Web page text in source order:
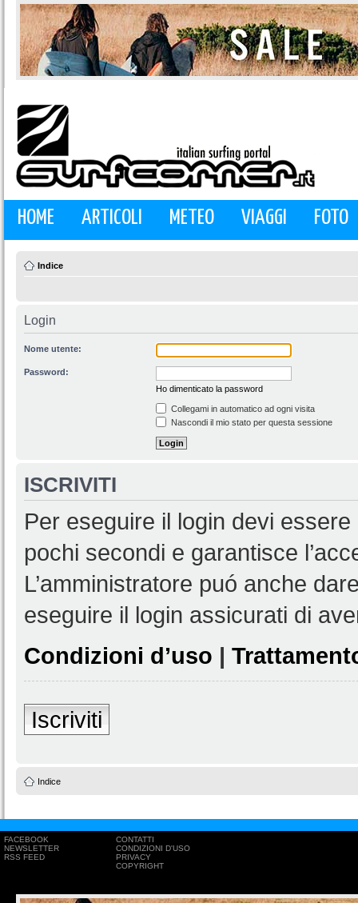
HOME ARTICOLI METEO VIAGGI FOTO
Indice
Login
Nome utente:
Password:
Ho dimenticato la password
Collegami in automatico ad ogni visita
Nascondi il mio stato per questa sessione
ISCRIVITI
Per eseguire il login devi
pochi secondi e garantisce
L’amministratore puó anche
eseguire il login assicurati di
Condizioni d’uso |
Iscriviti
Indice
FACEBOOK
NEWSLETTER
RSS FEED
CONTATTI
CONDIZIONI D'USO
PRIVACY
COPYRIGHT